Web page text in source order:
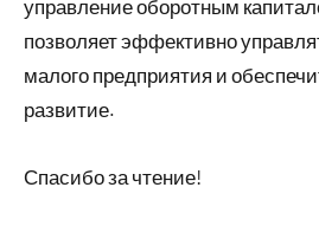
управление оборотным
позволяет эффективно
малого предприятия и
развитие.
Спасибо за чтение!